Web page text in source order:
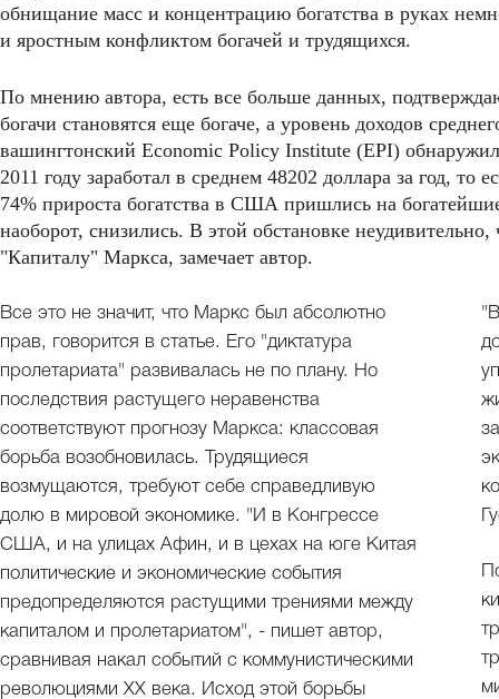
обнищание масс и концентрацию богатства в руках
и яростным конфликтом богачей и трудящихся.
По мнению автора, есть все больше данных,
богачи становятся еще богаче, а уровень доходов
вашингтонский Economic Policy Institute (EPI)
2011 году заработал в среднем 48202 доллара за год,
74% прироста богатства в США пришлись на
наоборот, снизились. В этой обстановке
"Капиталу" Маркса, замечает автор.
Все это не значит, что Маркс был абсолютно
прав, говорится в статье. Его "диктатура
пролетариата" развивалась не по плану. Но
последствия растущего неравенства
соответствуют прогнозу Маркса: классовая
борьба возобновилась. Трудящиеся
возмущаются, требуют себе справедливую
долю в мировой экономике. "И в Конгрессе
США, и на улицах Афин, и в цехах на юге Китая
политические и экономические события
предопределяются растущими трениями между
капиталом и пролетариатом", - пишет автор,
сравнивая накал событий с коммунистическими
революциями XX века. Исход этой борьбы